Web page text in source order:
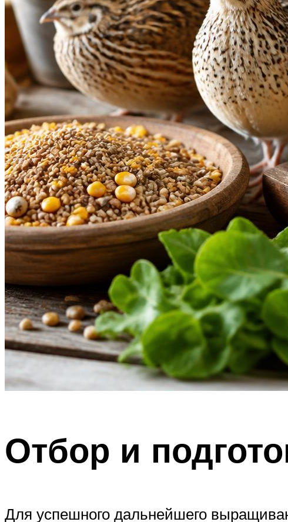
Отбор и
Для успешного дальнейшего